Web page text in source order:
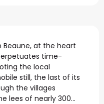
Beaune, at the heart
time-
the local
still, the last of its
the villages
lees of nearly 300...